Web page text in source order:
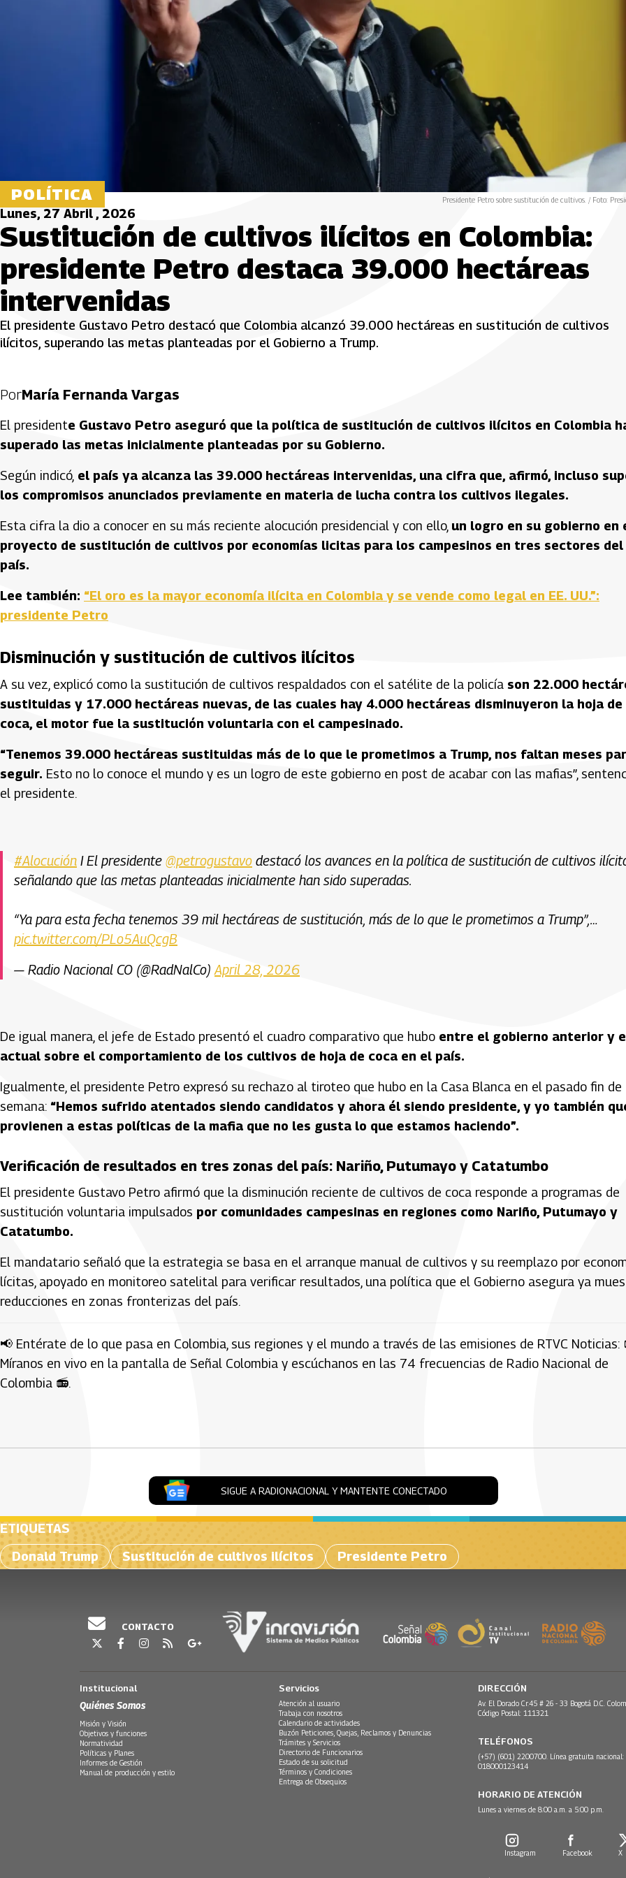
POLÍTICA Presidente Petro sobre sustitución de cultivos. / Foto:
Lunes, 27 Abril , 2026
Sustitución de cultivos ilícitos en Colombia:
presidente Petro destaca 39.000 hectáreas
intervenidas
El presidente Gustavo Petro destacó que Colombia alcanzó 39.000 hectáreas en sustitución de cultivos
ilícitos, superando las metas planteadas por el Gobierno a Trump.
PorMaría Fernanda Vargas
El presidente Gustavo Petro aseguró que la política de sustitución de cultivos ilícitos en Colombia
superado las metas inicialmente planteadas por su Gobierno.
Según indicó, el país ya alcanza las 39.000 hectáreas intervenidas, una cifra que, afirmó, incluso
los compromisos anunciados previamente en materia de lucha contra los cultivos ilegales.
Esta cifra la dio a conocer en su más reciente alocución presidencial y con ello, un logro en su gobierno en
proyecto de sustitución de cultivos por economías licitas para los campesinos en tres sectores del
país.
Lee también: “El oro es la mayor economía ilícita en Colombia y se vende como legal en EE. UU.”:
presidente Petro
Disminución y sustitución de cultivos ilícitos
A su vez, explicó como la sustitución de cultivos respaldados con el satélite de la policía son 22.000
sustituidas y 17.000 hectáreas nuevas, de las cuales hay 4.000 hectáreas disminuyeron la hoja de
coca, el motor fue la sustitución voluntaria con el campesinado.
“Tenemos 39.000 hectáreas sustituidas más de lo que le prometimos a Trump, nos faltan meses
seguir. Esto no lo conoce el mundo y es un logro de este gobierno en post de acabar con las mafias”,
el presidente.
#Alocución I El presidente @petrogustavo destacó los avances en la política de sustitución de cultivos
señalando que las metas planteadas inicialmente han sido superadas.
“Ya para esta fecha tenemos 39 mil hectáreas de sustitución, más de lo que le prometimos a Trump”,…
pic.twitter.com/PLo5AuQcgB
— Radio Nacional CO (@RadNalCo)April 28, 2026
De igual manera, el jefe de Estado presentó el cuadro comparativo que hubo entre el gobierno anterior y
actual sobre el comportamiento de los cultivos de hoja de coca en el país.
Igualmente, el presidente Petro expresó su rechazo al tiroteo que hubo en la Casa Blanca en el pasado fin de
semana: “Hemos sufrido atentados siendo candidatos y ahora él siendo presidente, y yo también
provienen a estas políticas de la mafia que no les gusta lo que estamos haciendo”.
Verificación de resultados en tres zonas del país: Nariño, Putumayo y Catatumbo
El presidente Gustavo Petro afirmó que la disminución reciente de cultivos de coca responde a programas de
sustitución voluntaria impulsados por comunidades campesinas en regiones como Nariño, Putumayo y
Catatumbo.
El mandatario señaló que la estrategia se basa en el arranque manual de cultivos y su reemplazo por
lícitas, apoyado en monitoreo satelital para verificar resultados, una política que el Gobierno asegura ya
reducciones en zonas fronterizas del país.
📢 Entérate de lo que pasa en Colombia, sus regiones y el mundo a través de las emisiones de RTVC Noticias:
Míranos en vivo en la pantalla de Señal Colombia y escúchanos en las 74 frecuencias de Radio Nacional de
Colombia 📻.
SIGUE A RADIONACIONAL Y MANTENTE CONECTADO
ETIQUETAS
Donald Trump
Sustitución de cultivos ilícitos Presidente Petro
CONTACTO
Institucional
Quiénes Somos
Misión y Visión
Objetivos y funciones
Normatividad
Políticas y Planes
Informes de Gestión
Manual de producción y estilo
Servicios
Atención al usuario
Trabaja con nosotros
Calendario de actividades
Buzón Peticiones, Quejas, Reclamos y Denuncias
Trámites y Servicios
Directorio de Funcionarios
Estado de su solicitud
Términos y Condiciones
Entrega de Obsequios
DIRECCIÓN
Av. El Dorado Cr.45 # 26 - 33 Bogotá D.C.
Código Postal: 111321
TELÉFONOS
(+57) (601) 2200700. Línea gratuita nacional:
018000123414
HORARIO DE ATENCIÓN
Lunes a viernes de 8:00 a.m. a 5:00 p.m.
Instagram Facebook X